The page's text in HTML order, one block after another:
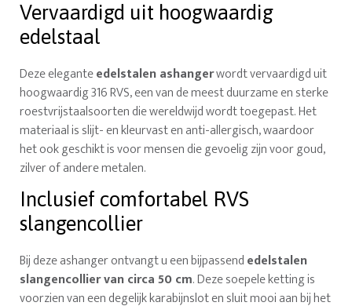
Vervaardigd uit hoogwaardig
edelstaal
Deze eleganteedelstalen ashangerwordt vervaardigd uit
hoogwaardig 316 RVS, een van de meest duurzame en sterke
roestvrijstaalsoorten die wereldwijd wordt toegepast. Het
materiaal is slijt- en kleurvast en anti-allergisch, waardoor
het ook geschikt is voor mensen die gevoelig zijn voor goud,
zilver of andere metalen.
Inclusief comfortabel RVS
slangencollier
Bij deze ashanger ontvangt u een bijpassendedelstalen
slangencollier van circa 50 cm. Deze soepele ketting is
voorzien van een degelijk karabijnslot en sluit mooi aan bij het